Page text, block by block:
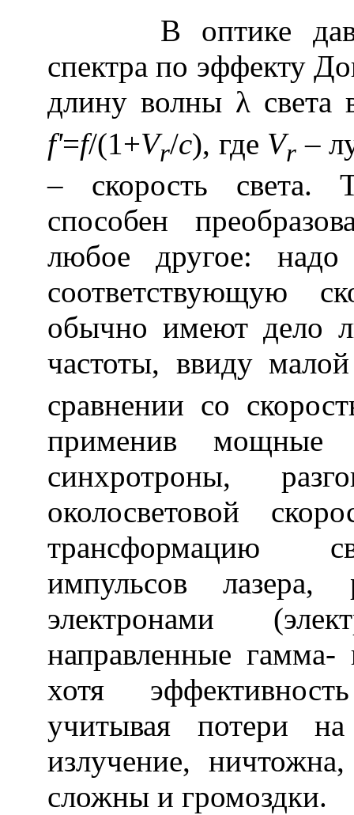
В оптике давно
спектра по эффекту
длину волны λ света
f'=f/(1+Vr/c), где Vr –
– скорость света.
способен
любое другое:
соответствующую
обычно имеют дело
частоты, ввиду
сравнении со
применив мощные
синхротроны,
околосветовой
трансформацию
импульсов лазера,
электронами
направленные
хотя
учитывая потери
излучение,
сложны и громоздки.